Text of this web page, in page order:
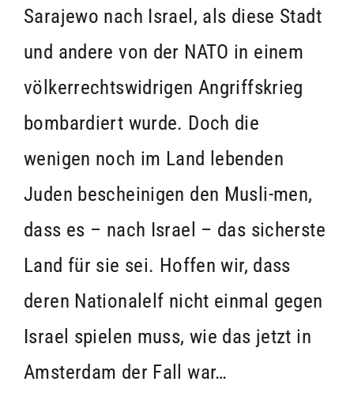
Sarajewo nach Israel, als diese Stadt
und andere von der NATO in einem
völkerrechtswidrigen Angriffskrieg
bombardiert wurde. Doch die
wenigen noch im Land lebenden
Juden bescheinigen den Musli-men,
dass es – nach Israel – das sicherste
Land für sie sei. Hoffen wir, dass
deren Nationalelf nicht einmal gegen
Israel spielen muss, wie das jetzt in
Amsterdam der Fall war…